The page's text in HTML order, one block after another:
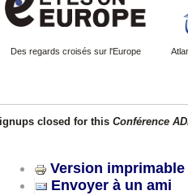
Des regards croisés sur l'Europe
closed for this Conférence
Version imprimable
Envoyer à un ami